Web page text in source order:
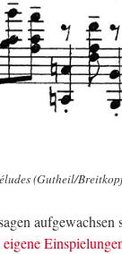
(Gut­heil/